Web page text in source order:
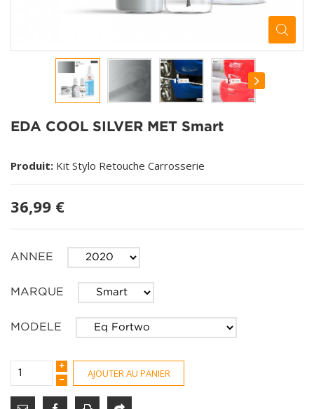
EDA COOL SILVER MET Smart
Produit: Kit Stylo Retouche Carrosserie
36,99 €
ANNEE
MARQUE
MODELE
AJOUTER AU PANIER